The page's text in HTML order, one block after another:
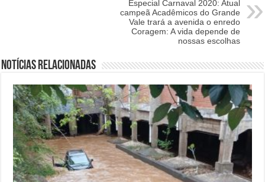
Especial Carnaval 2020: Atual
campeã Acadêmicos do Grande
Vale trará a avenida o enredo
Coragem: A vida depende de
nossas escolhas
Notícias relacionadas